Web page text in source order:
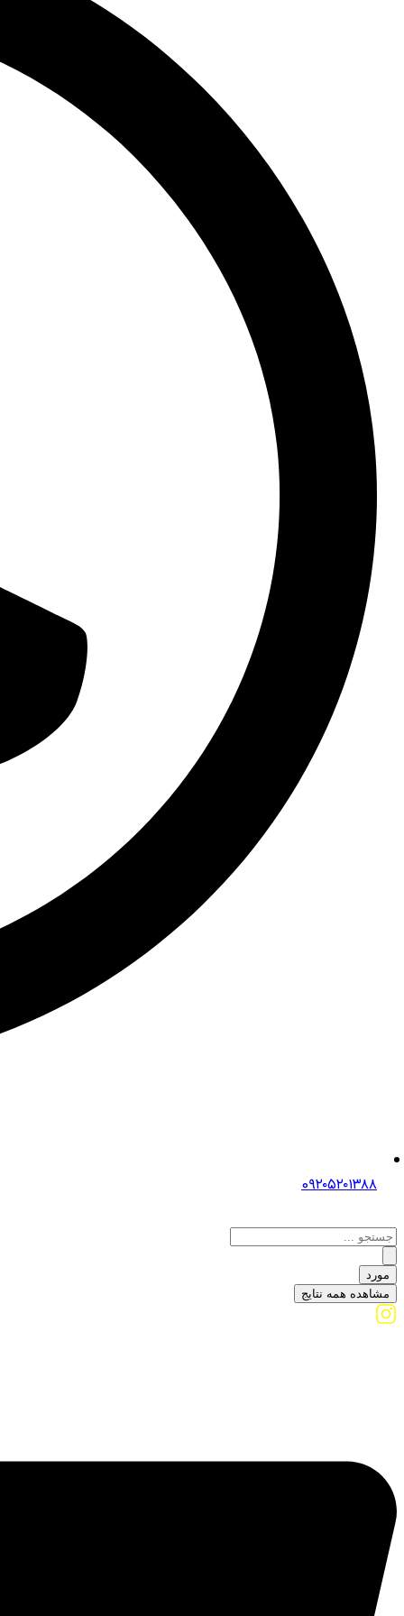
0۹۲۰۵۲۰۱۳۸۸
مورد
مشاهده همه نتایج